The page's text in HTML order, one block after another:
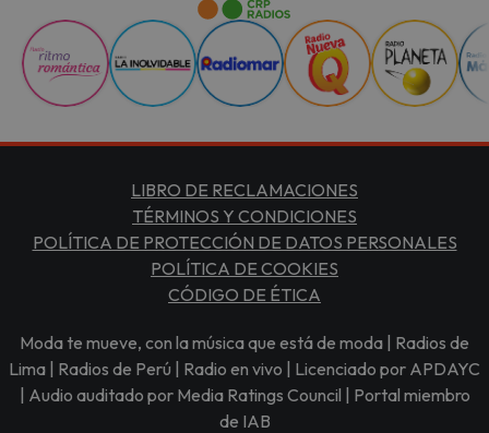
LIBRO DE RECLAMACIONES
TÉRMINOS Y CONDICIONES
POLÍTICA DE PROTECCIÓN DE DATOS PERSONALES
POLÍTICA DE COOKIES
CÓDIGO DE ÉTICA
Moda te mueve, con la música que está de moda | Radios de
Lima | Radios de Perú | Radio en vivo | Licenciado por APDAYC
| Audio auditado por Media Ratings Council | Portal miembro
de IAB